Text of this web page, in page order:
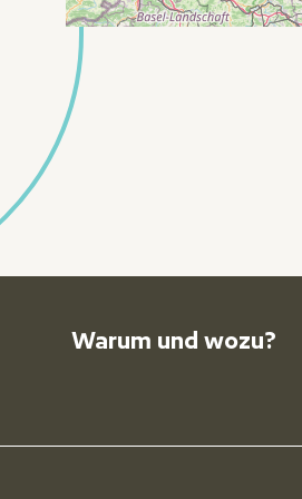
Warum und wozu?